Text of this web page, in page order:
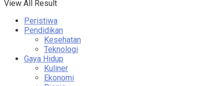
View All Result
Peristiwa
Pendidikan
Kesehatan
Teknologi
Gaya Hidup
Kuliner
Ekonomi